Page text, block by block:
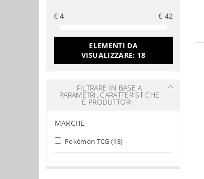
€4 € 42
ELEMENTI DA
VISUALIZZARE: 18
FILTRARE IN BASE A
PARAMETRI, CARATTERISTICHE
E PRODUTTORI
MARCHE
Pokémon TCG (18)